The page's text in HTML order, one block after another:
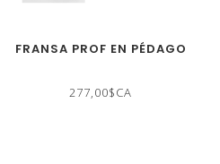
FRANSA PROF EN PÉDAGO
277,00$CA